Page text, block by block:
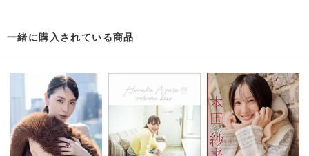
一緒に購入されている商品